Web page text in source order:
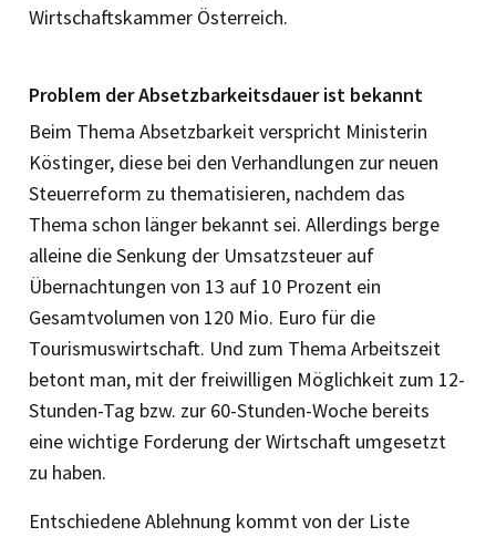
Wirtschaftskammer Österreich.
Problem der Absetzbarkeitsdauer ist bekannt
Beim Thema Absetzbarkeit verspricht Ministerin
Köstinger, diese bei den Verhandlungen zur neuen
Steuerreform zu thematisieren, nachdem das
Thema schon länger bekannt sei. Allerdings berge
alleine die Senkung der Umsatzsteuer auf
Übernachtungen von 13 auf 10 Prozent ein
Gesamtvolumen von 120 Mio. Euro für die
Tourismuswirtschaft. Und zum Thema Arbeitszeit
betont man, mit der freiwilligen Möglichkeit zum 12-
Stunden-Tag bzw. zur 60-Stunden-Woche bereits
eine wichtige Forderung der Wirtschaft umgesetzt
zu haben.
Entschiedene Ablehnung kommt von der Liste